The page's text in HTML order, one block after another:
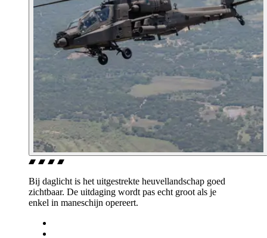
Bij daglicht is het uitgestrekte heuvellandschap goed
zichtbaar. De uitdaging wordt pas echt groot als je
enkel in maneschijn opereert.